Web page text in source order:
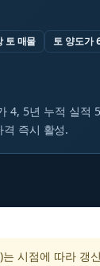
토 매물
토 양도가
4, 5년 누적 실적
즉시 활성.
시점에 따라 갱